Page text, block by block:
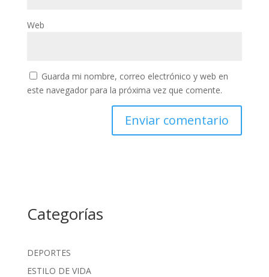
Web
Guarda mi nombre, correo electrónico y web en
este navegador para la próxima vez que comente.
Categorías
DEPORTES
ESTILO DE VIDA